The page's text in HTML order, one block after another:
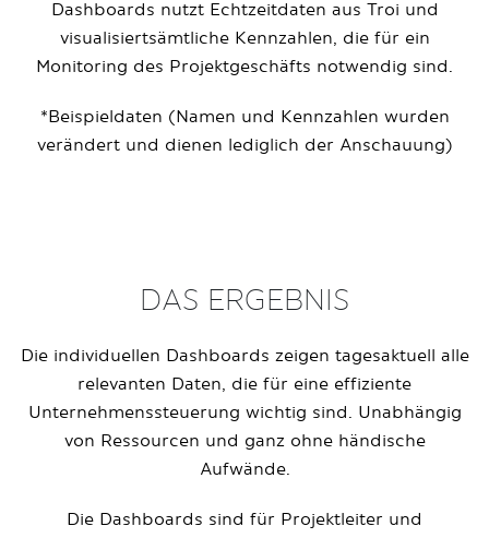
Dashboards nutzt Echtzeitdaten aus Troi und
visualisiertsämtliche Kennzahlen, die für ein
Monitoring des Projektgeschäfts notwendig sind.
*Beispieldaten (Namen und Kennzahlen wurden
verändert und dienen lediglich der Anschauung)
DAS ERGEBNIS
Die individuellen Dashboards zeigen tagesaktuell alle
relevanten Daten, die für eine effiziente
Unternehmenssteuerung wichtig sind. Unabhängig
von Ressourcen und ganz ohne händische
Aufwände.
Die Dashboards sind für Projektleiter und